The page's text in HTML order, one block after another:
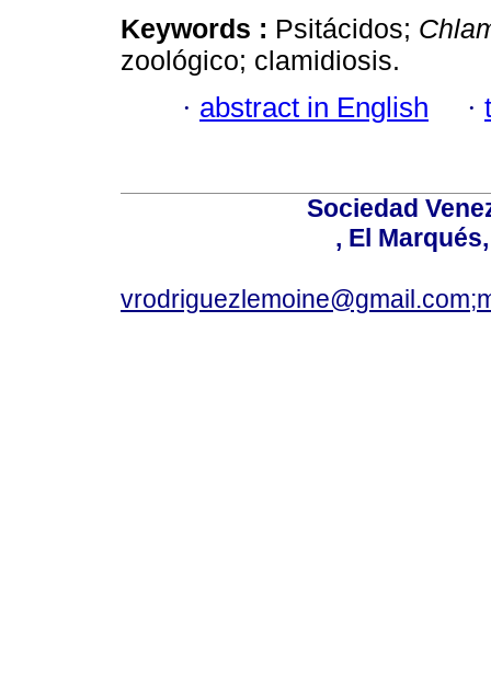
Keywords : Psitácidos;
zoológico; clamidiosis.
· abstract in English ·
Sociedad
, El